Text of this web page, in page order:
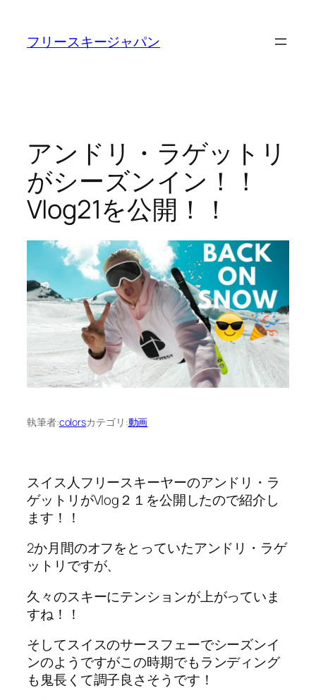
フリースキージャパン
アンドリ・ラゲットリ
がシーズンイン！！
Vlog21を公開！！
執筆者:colorsカテゴリ:動画
スイス人フリースキーヤーのアンドリ・ラ
ゲットリがVlog２１を公開したので紹介し
ます！！
2か月間のオフをとっていたアンドリ・ラゲ
ットリですが、
久々のスキーにテンションが上がっていま
すね！！
そしてスイスのサースフェーでシーズンイ
ンのようですがこの時期でもランディング
も鬼長くて調子良さそうです！